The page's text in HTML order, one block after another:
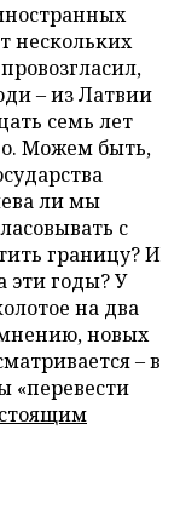
нескольких
– из Латвии
семь лет
Можем быть,
ли мы
с
границу? И
эти годы? У
на два
новых
– в
«перевести